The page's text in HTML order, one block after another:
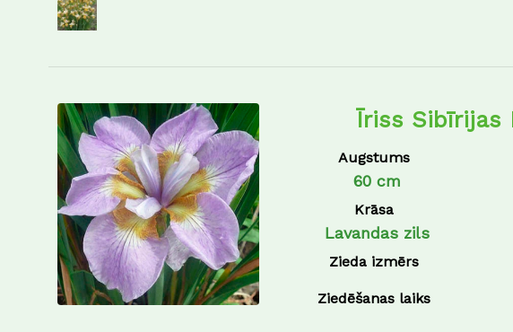
Īriss Sibīrijas
Augstums
60 cm
Krāsa
Lavandas zils
Zieda izmērs
Ziedēšanas laiks